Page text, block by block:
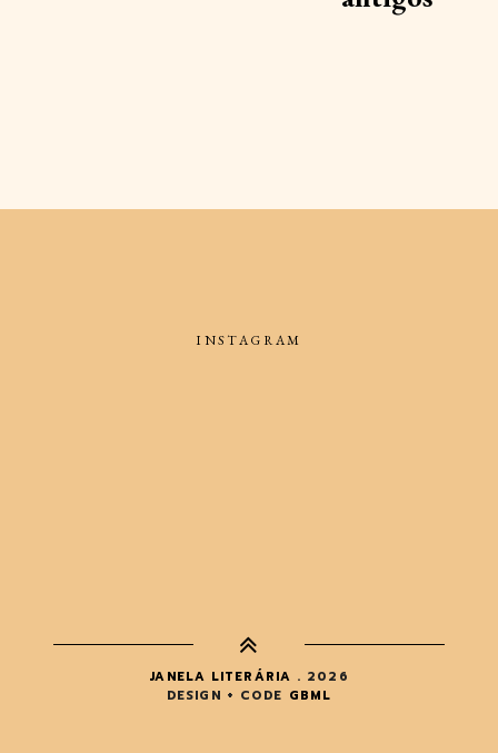
INSTAGRAM
JANELA LITERÁRIA . 2026
DESIGN + CODE GBML